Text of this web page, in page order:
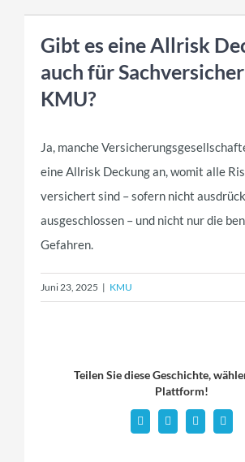
Gibt es eine Allrisk
auch für
KMU?
Ja, manche
eine Allrisk Deckung an, womit alle
versichert sind – sofern nicht
ausgeschlossen – und nicht nur die
Gefahren.
Juni 23, 2025 | KMU
Teilen Sie diese Geschichte,
Plattform!
Facebook
X WhatsApp
Email